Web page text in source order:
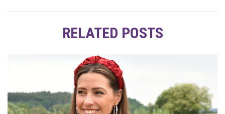
RELATED POSTS